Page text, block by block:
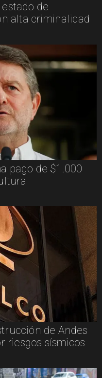
de
alta criminalidad
pago de $1.000
de Andes
riesgos sísmicos